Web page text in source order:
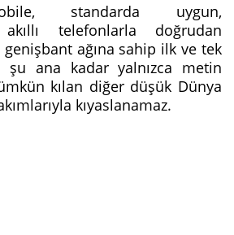
standarda uygun,
telefonlarla doğrudan
ağına sahip ilk ve tek
şu ana kadar yalnızca metin
kılan diğer düşük Dünya
kıyaslanamaz.